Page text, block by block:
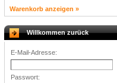
Warenkorb anzeigen »
Willkommen zurück
E-Mail-Adresse:
Passwort: